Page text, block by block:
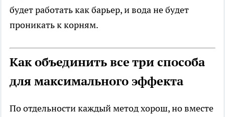
будет работать как барьер, и вода не будет
проникать к корням.
Как объединить все три способа
для максимального эффекта
По отдельности каждый метод хорош, но вместе